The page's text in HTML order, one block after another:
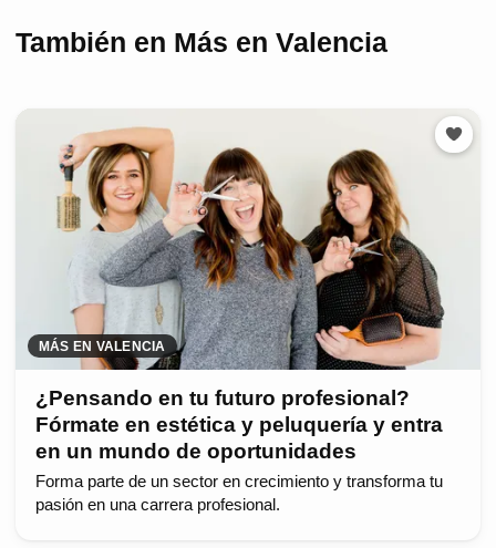
También en Más en Valencia
MÁS EN VALENCIA
¿Pensando en tu futuro profesional?
Fórmate en estética y peluquería y entra
en un mundo de oportunidades
Forma parte de un sector en crecimiento y transforma tu
pasión en una carrera profesional.